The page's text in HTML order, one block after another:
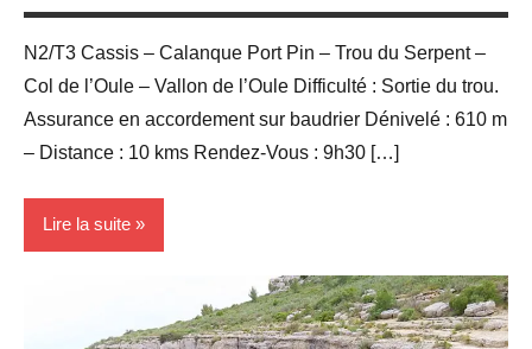
N2/T3 Cassis – Calanque Port Pin – Trou du Serpent –
Col de l’Oule – Vallon de l’Oule Difficulté : Sortie du trou.
Assurance en accordement sur baudrier Dénivelé : 610 m
– Distance : 10 kms Rendez-Vous : 9h30 […]
Lire la suite